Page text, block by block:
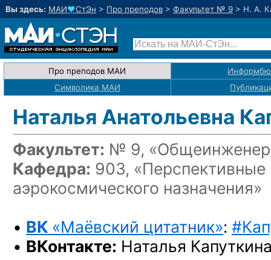
Вы здесь: МАИ♥СтЭн > Про преподов > Факультет № 9 > Н. А.
Про преподов МАИ
Символика МАИ
Наталья Анатольевна
Факультет: № 9,
Кафедра: 903,
аэрокосмического назначения»
• ВК «Маёвский цитатник»:
• ВКонтакте: Наталья